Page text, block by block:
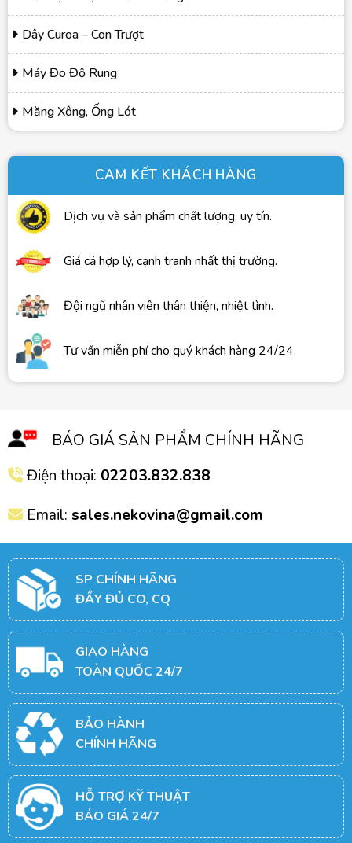
Dây Curoa – Con Trượt
Máy Đo Độ Rung
Măng Xông, Ống Lót
CAM KẾT KHÁCH HÀNG
Dịch vụ và sản phẩm chất lượng, uy tín.
Giá cả hợp lý, cạnh tranh nhất thị trường.
Đội ngũ nhân viên thân thiện, nhiệt tình.
Tư vấn miễn phí cho quý khách hàng 24/24.
BÁO GIÁ SẢN PHẨM CHÍNH HÃNG
Điện thoại: 02203.832.838
Email: sales.nekovina@gmail.com
SP CHÍNH HÃNG
ĐẦY ĐỦ CO, CQ
GIAO HÀNG
TOÀN QUỐC 24/7
BẢO HÀNH
CHÍNH HÃNG
HỖ TRỢ KỸ THUẬT
BÁO GIÁ 24/7